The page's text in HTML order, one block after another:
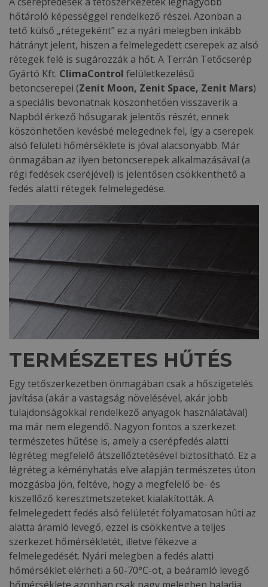
hőtároló képességgel rendelkező részei. Azonban a
tető külső „rétegeként” ez a nyári melegben inkább
hátrányt jelent, hiszen a felmelegedett cserepek az alsó
rétegek felé is sugározzák a hőt. A Terrán Tetőcserép
Gyártó Kft. ClimaControl felületkezelésű
betoncserepei (Zenit Moon, Zenit Space, Zenit Mars)
a speciális bevonatnak köszönhetően visszaverik a
Napból érkező hősugarak jelentős részét, ennek
köszönhetően kevésbé melegednek fel, így a cserepek
alsó felületi hőmérséklete is jóval alacsonyabb. Már
önmagában az ilyen betoncserepek alkalmazásával (a
régi fedések cseréjével) is jelentősen csökkenthető a
fedés alatti rétegek felmelegedése.
TERMÉSZETES HŰTÉS
Egy tetőszerkezetben önmagában csak a hőszigetelés
javítása (akár a vastagság növelésével, akár jobb
tulajdonságokkal rendelkező anyagok használatával)
ma már nem elegendő. Nagyon fontos a szerkezet
természetes hűtése is, amely a cserépfedés alatti
légréteg megfelelő átszellőztetésével biztosítható. Ez a
légréteg a kéményhatás elve alapján természetes úton
mozgásba jön, feltéve, hogy a megfelelő be- és
kiszellőző keresztmetszeteket kialakították. A
felmelegedett fedés alsó felületét folyamatosan hűti az
alatta áramló levegő, ezzel is csökkentve a teljes
szerkezet hőmérsékletét, illetve fékezve a
felmelegedését. Nyári melegben a fedés alatti
hőmérséklet elérheti a 60-70°C-ot, a beáramló levegő